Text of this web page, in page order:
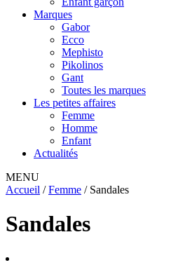
Marques
Gabor
Ecco
Mephisto
Pikolinos
Gant
Toutes les marques
Les petites affaires
Femme
Homme
Enfant
Actualités
MENU
Accueil /Femme / Sandales
Sandales